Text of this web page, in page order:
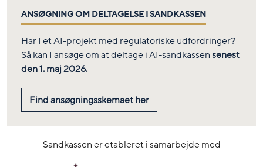
ANSØGNING OM DELTAGELSE I SANDKASSEN
Har I et AI-projekt med regulatoriske udfordringer?
Så kan I ansøge om at deltage i AI-sandkassensenest
den 1. maj 2026.
Find ansøgningsskemaet her
Sandkassen er etableret i samarbejde med